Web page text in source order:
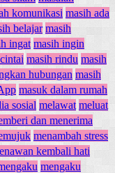
komunikasi masih ada
belajar masih
ingat masih ingin
masih rindu masih
hubungan masih
masuk dalam rumah
sosial melawat meluat
dan menerima
menambah stress
kembali hati
mengaku